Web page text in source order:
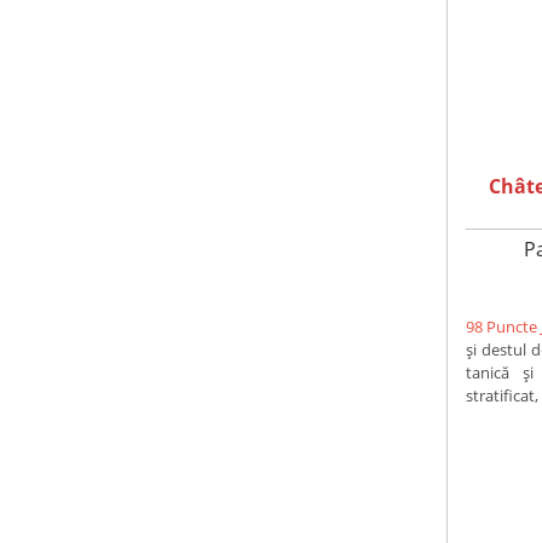
98 Puncte
și destul
tanică și
stratificat,